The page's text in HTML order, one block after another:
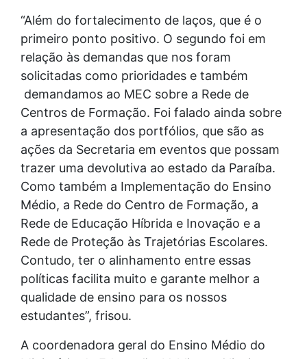
“Além do fortalecimento de laços, que é o
primeiro ponto positivo. O segundo foi em
relação às demandas que nos foram
solicitadas como prioridades e também
demandamos ao MEC sobre a Rede de
Centros de Formação. Foi falado ainda sobre
a apresentação dos portfólios, que são as
ações da Secretaria em eventos que possam
trazer uma devolutiva ao estado da Paraíba.
Como também a Implementação do Ensino
Médio, a Rede do Centro de Formação, a
Rede de Educação Híbrida e Inovação e a
Rede de Proteção às Trajetórias Escolares.
Contudo, ter o alinhamento entre essas
políticas facilita muito e garante melhor a
qualidade de ensino para os nossos
estudantes”, frisou.
A coordenadora geral do Ensino Médio do